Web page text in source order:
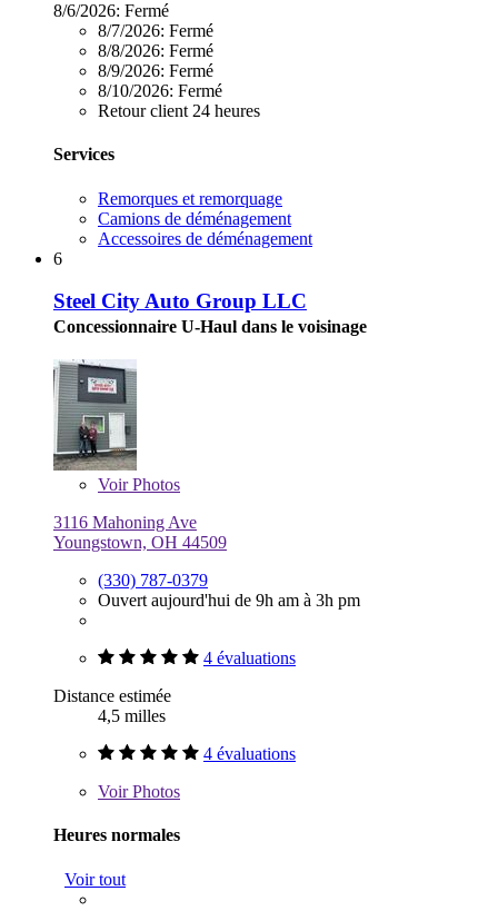
8/6/2026: Fermé
8/7/2026: Fermé
8/8/2026: Fermé
8/9/2026: Fermé
8/10/2026: Fermé
Retour client 24 heures
Services
Remorques et remorquage
Camions de déménagement
Accessoires de déménagement
6
Steel City Auto Group LLC
Concessionnaire U-Haul dans le voisinage
VoirPhotos
3116 Mahoning Ave
Youngstown, OH 44509
(330) 787-0379
Ouvert aujourd'hui de 9h am à 3h pm
4 évaluations
Distance estimée
4,5 milles
4 évaluations
VoirPhotos
Heures normales
Voir tout